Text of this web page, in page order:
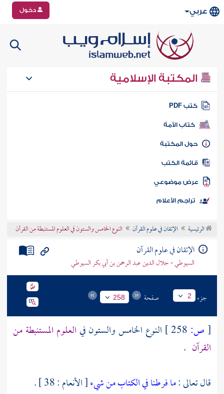
عربي دخول
المكتبة الإسلامية
كتب PDF
كتاب الأمة
المكتبة
الكتب
موضوعي
تراجم الأعلام
الرئيسية الإتقان في علوم القرآن النوع الخامس والستون في العلوم المستنبطة من القرآن
الإتقان في علوم القرآن
السيوطي - جلال الدين عبد الرحمن بن أبي بكر السيوطي
جزء 2 صفحة 258
[ص: النوع الخامس والستون فيالعلوم المستنبطة من
القرآن .
قال تعالى :ما فرطنا في الكتاب من شيء[ الأنعام : 38 ] .